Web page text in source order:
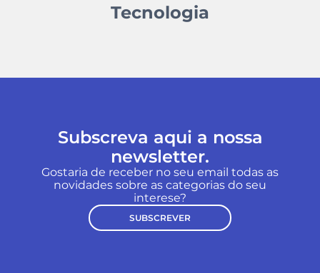
Tecnologia
Subscreva aqui a nossa
newsletter.
Gostaria de receber no seu email todas as
novidades sobre as categorias do seu
interese?
SUBSCREVER